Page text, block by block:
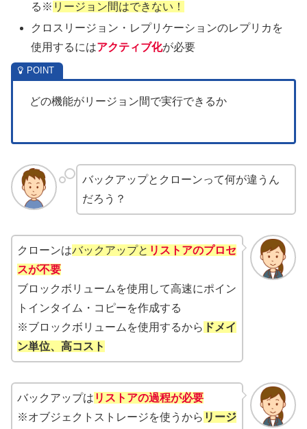
る※ リージョン間はできない！
クロスリージョン・レプリケーションのレプリカを
使用するにはアクティブ化が必要
どの機能がリージョン間で実行できるか
バックアップとクローンって何が違うん
だろう？
クローンはバックアップと リストアのプロセ
スが不要
ブロックボリュームを使用して高速にポイン
トインタイム・コピーを作成する
※ブロックボリュームを使用するから ドメイ
ン単位、高コスト
バックアップは リストアの過程が必要
※オブジェクトストレージを使うから リージ